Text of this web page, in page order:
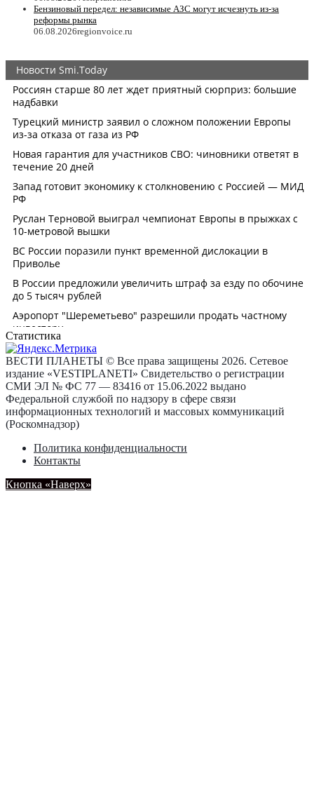
Бензиновый передел: независимые АЗС могут исчезнуть из-за
реформы рынка
06.08.2026regionvoice.ru
Статистика
ВЕСТИ ПЛАНЕТЫ © Все права защищены 2026. Сетевое
издание «VESTIPLANETI» Свидетельство о регистрации
СМИ ЭЛ № ФС 77 — 83416 от 15.06.2022 выдано
Федеральной службой по надзору в сфере связи
информационных технологий и массовых коммуникаций
(Роскомнадзор)
Политика конфиденциальности
Контакты
Кнопка «Наверх»